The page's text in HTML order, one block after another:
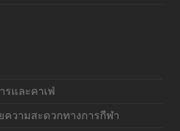
รและคาเฟ่
ความสะดวกทางการกีฬา